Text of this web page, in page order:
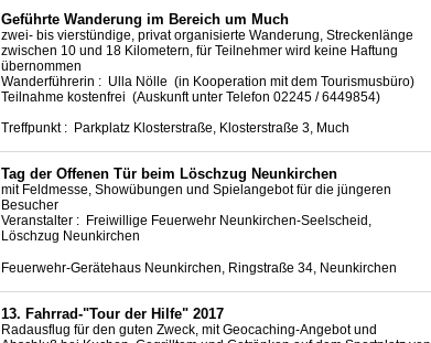
Geführte Wanderung im Bereich um Much
zwei- bis vierstündige, privat organisierte Wanderung, Streckenlänge
zwischen 10 und 18 Kilometern, für Teilnehmer wird keine Haftung
übernommen
Wanderführerin : Ulla Nölle (in Kooperation mit dem Tourismusbüro)
Teilnahme kostenfrei (Auskunft unter Telefon 02245 / 6449854)
Treffpunkt : Parkplatz Klosterstraße, Klosterstraße 3, Much
Tag der Offenen Tür beim Löschzug Neunkirchen
mit Feldmesse, Showübungen und Spielangebot für die jüngeren
Besucher
Veranstalter : Freiwillige Feuerwehr Neunkirchen-Seelscheid,
Löschzug Neunkirchen
Feuerwehr-Gerätehaus Neunkirchen, Ringstraße 34, Neunkirchen
13. Fahrrad-"Tour der Hilfe" 2017
Radausflug für den guten Zweck, mit Geocaching-Angebot und